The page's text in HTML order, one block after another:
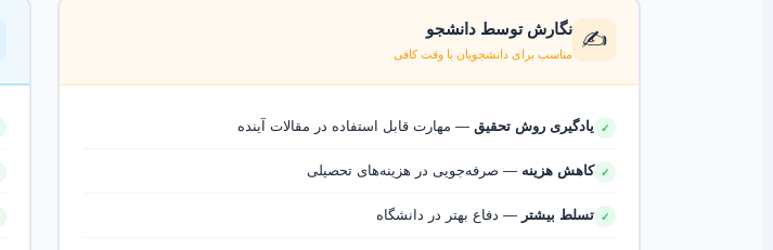
✍️ نگارش توسط دانشجو
مناسب برای دانشجویان با وقت کافی
✓ یادگیری روش تحقیق — مهارت قابل استفاده در مقالات آینده
✓ کاهش هزینه — صرفه‌جویی در هزینه‌های تحصیلی
✓ تسلط بیشتر — دفاع بهتر در دانشگاه